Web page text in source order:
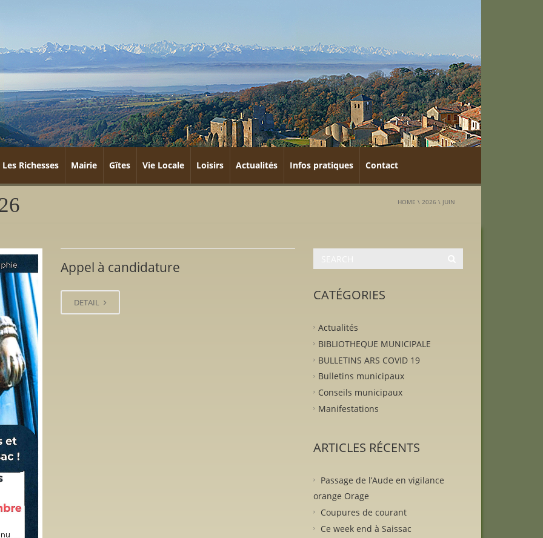
Les Richesses Mairie Gîtes Vie Locale Loisirs Actualités Infos pratiques Contact
HOME \ 2026 \ JUIN
Appel à candidature
DETAIL CATÉGORIES
Actualités
BIBLIOTHEQUE MUNICIPALE
BULLETINS ARS COVID 19
Bulletins municipaux
Conseils municipaux
Manifestations
ARTICLES RÉCENTS
Passage de l’Aude en vigilance
orange Orage
Coupures de courant
Ce week end à Saissac